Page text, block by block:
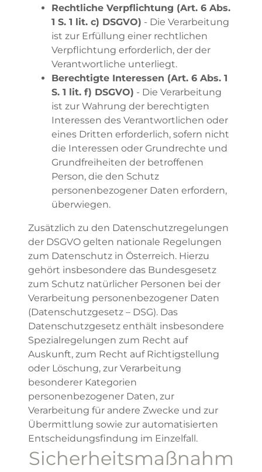
Rechtliche Verpflichtung (Art. 6 Abs.
1 S. 1 lit. c) DSGVO) - Die Verarbeitung
ist zur Erfüllung einer rechtlichen
Verpflichtung erforderlich, der der
Verantwortliche unterliegt.
Berechtigte Interessen (Art. 6 Abs. 1
S. 1 lit. f) DSGVO) - Die Verarbeitung
ist zur Wahrung der berechtigten
Interessen des Verantwortlichen oder
eines Dritten erforderlich, sofern nicht
die Interessen oder Grundrechte und
Grundfreiheiten der betroffenen
Person, die den Schutz
personenbezogener Daten erfordern,
überwiegen.
Zusätzlich zu den Datenschutzregelungen
der DSGVO gelten nationale Regelungen
zum Datenschutz in Österreich. Hierzu
gehört insbesondere das Bundesgesetz
zum Schutz natürlicher Personen bei der
Verarbeitung personenbezogener Daten
(Datenschutzgesetz – DSG). Das
Datenschutzgesetz enthält insbesondere
Spezialregelungen zum Recht auf
Auskunft, zum Recht auf Richtigstellung
oder Löschung, zur Verarbeitung
besonderer Kategorien
personenbezogener Daten, zur
Verarbeitung für andere Zwecke und zur
Übermittlung sowie zur automatisierten
Entscheidungsfindung im Einzelfall.
Sicherheitsmaßnahm